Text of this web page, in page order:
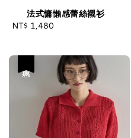
法式慵懶感蕾絲襯衫
Regular
NT$ 1,480